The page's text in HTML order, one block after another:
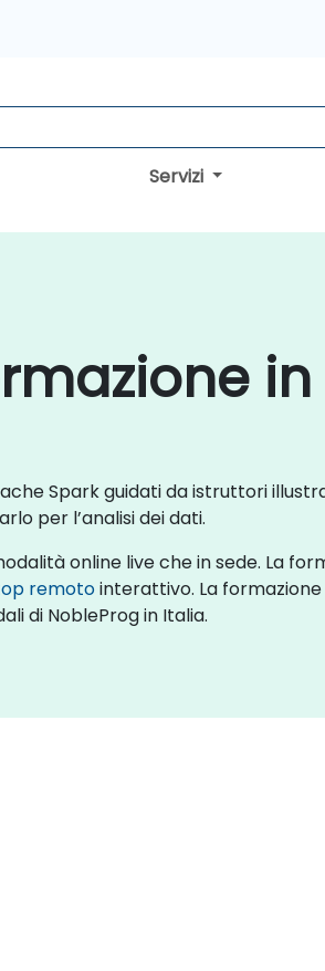
Servizi
Spark guidati da istruttori
per l’analisi dei dati.
online live che in sede. La
remotointerattivo. La
di NobleProg in Italia.